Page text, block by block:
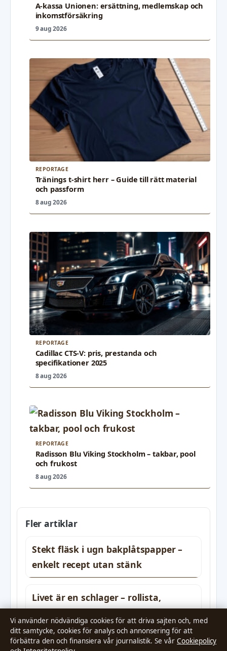
A-kassa Unionen: ersättning, medlemskap och
inkomstförsäkring
9 aug 2026
REPORTAGE
Tränings t-shirt herr – Guide till rätt material
och passform
8 aug 2026
REPORTAGE
Cadillac CTS-V: pris, prestanda och
specifikationer 2025
8 aug 2026
REPORTAGE
Radisson Blu Viking Stockholm – takbar, pool
och frukost
8 aug 2026
Fler artiklar
Stekt fläsk i ugn bakplåtspapper –
enkelt recept utan stänk
Livet är en schlager – rollista,
handling och streaming
Lediga jobb Jönköpings län – 1 700+
Vi använder nödvändiga cookies för att driva sajten och, med
ditt samtycke, cookies för analys och annonsering för att
förbättra den och finansiera vår journalistik. Se vår Cookiepolicy